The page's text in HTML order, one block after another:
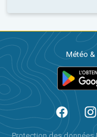
Météo &